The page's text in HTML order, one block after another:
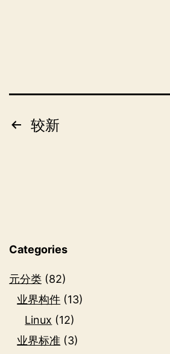
文 较新
Categories
元分类 (82)
业界构件 (13)
Linux (12)
业界标准 (3)